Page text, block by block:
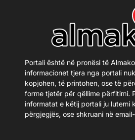
Portali është në pronësi të
informacionet tjera nga portali
kopjohen, të printohen, ose të
forme tjetër për qëllime përfitimi.
informatat e këtij portali ju lutemi
përgjegjës, ose shkruani në